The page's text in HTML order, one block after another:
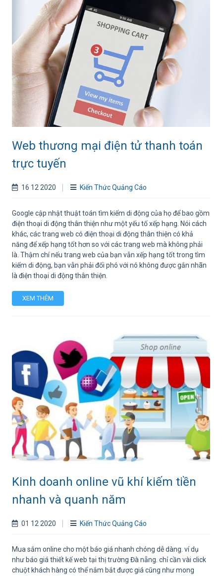
Web thương mại điện tử thanh toán
trực tuyến
16 12 2020 Kiến Thức Quảng Cáo
Google cập nhật thuật toán tìm kiếm di động của họ để bao gồm
điện thoại di động thân thiện như một yếu tố xếp hạng. Nói cách
khác, các trang web có điện thoại di động thân thiện có khả
năng để xếp hạng tốt hơn so với các trang web mà không phải
là. Thậm chí nếu trang web của bạn vẫn xếp hạng tốt trong tìm
kiếm di động, bạn vẫn phải đối phó với nó không được gắn nhãn
là điện thoại di động thân thiện.
XEM THÊM
Kinh doanh online vũ khí kiếm tiền
nhanh và quanh năm
01 12 2020 Kiến Thức Quảng Cáo
Mua sắm online cho một báo giá nhanh chóng dễ dàng. ví dụ
như báo giá thiết kế web tại thị trường Đà nẵng. chỉ cần vài click
chuột khách hàng có thể nắm bắt được giá cũng như mong